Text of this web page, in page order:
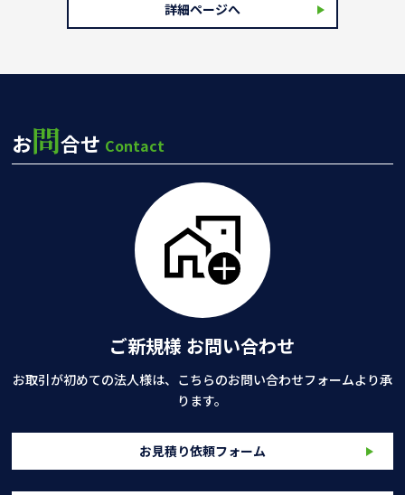
詳細ページへ
お問合せ Contact
ご新規様 お問い合わせ
お取引が初めての法人様は、こちらのお問い合わせフォームより承
ります。
お見積り依頼フォーム